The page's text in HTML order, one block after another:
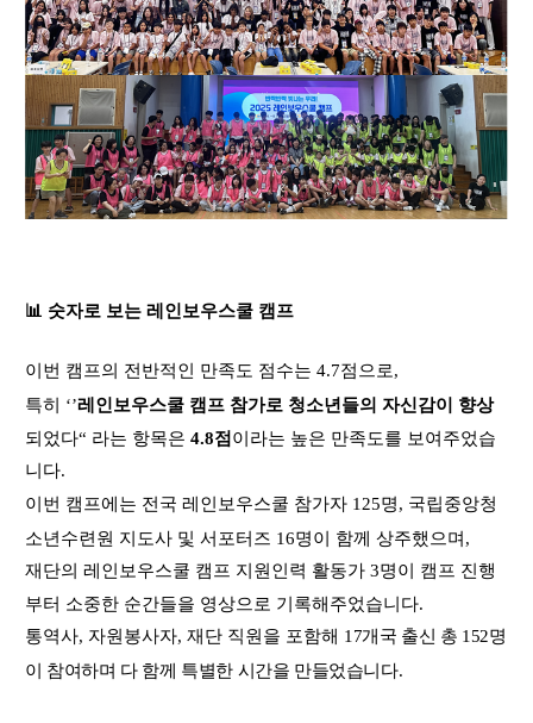
📊 숫자로 보는 레인보우스쿨 캠프
이번 캠프의 전반적인 만족도 점수는4.7점으로,
특히 ‘’레인보우스쿨 캠프 참가로 청소년들의 자신감이 향상
되었다“ 라는 항목은4.8점이라는 높은 만족도를 보여주었습
니다.
이번 캠프에는 전국 레인보우스쿨 참가자 125명, 국립중앙청
소년수련원 지도사 및 서포터즈 16명이 함께 상주했으며 ,
재단의 레인보우스쿨 캠프 지원인력 활동가3명이 캠프 진행
부터 소중한 순간들을 영상으로 기록해주었습니다.
통역사, 자원봉사자,재단 직원을 포함해 17개국 출신 총 152명
이 참여하며 다 함께 특별한 시간을 만들었습니다.